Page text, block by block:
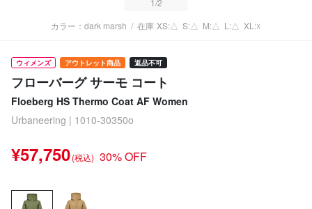
1/2
カラー：dark marsh / 在庫 XS:△ S:△ M:△ L:△ XL:☓
ウィメンズ アウトレット商品 返品不可
フローバーグ サーモ コート
Floeberg HS Thermo Coat AF Women
Urbaneering | 1010-30350o
¥57,750(税込) 30% OFF